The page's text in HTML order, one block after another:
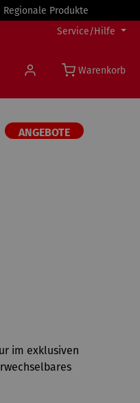
Regionale Produkte
Service/Hilfe
Warenkorb
ANGEBOTE
im exklusiven